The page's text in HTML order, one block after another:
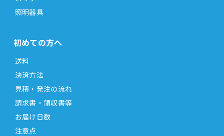
照明器具
初めての方へ
送料
決済方法
見積・発注の流れ
請求書・領収書等
お届け日数
注意点